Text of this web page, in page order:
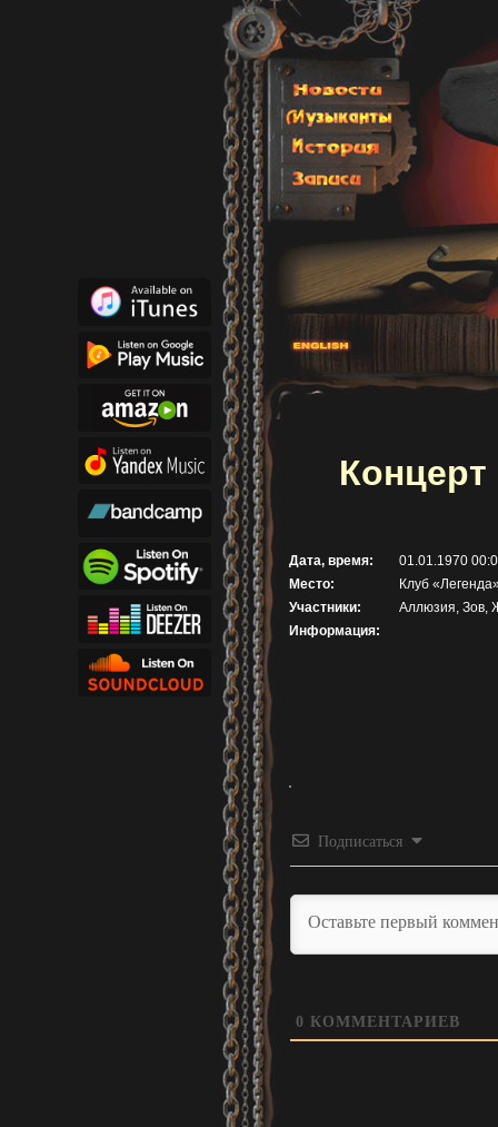
Концерт
Дата, время:
01.01.1970
Место:
Клуб
Участники:
Аллюзия, Зов,
Информация:
Подписаться
0 КОММЕНТАРИЕВ